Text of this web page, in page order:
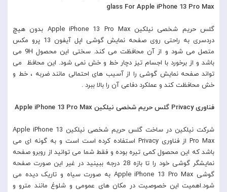
glass For Apple iPhone 13 Pro Max
گلس حریم شخصی نیلکین Apple iPhone 13 Pro Max بدون هیچ
دردسری به راحتی روی صفحه نمایش گوشی اپل آیفون 13 پرو مکس
متصل می شود و از آن محافظت می کند. سختی این محصول 9H می
باشد و از برخورد با اجسام تیز دچار خط و خش نمی شود. این محافظ می
تواند صفحه نمایش گوشی را از آسیب های احتمالی مانند ضربه ، خط و
خش محافظت کند و عملکرد دفاعی آن را بالا ببرد .
فناوری Privacy گلس حریم شخصی نیلکین Apple iPhone 13 Pro Max
شرکت نیلکین در ساخت گلس حریم شخصی نیلکین Apple iPhone 13
Pro Max از فناوری Privacy استفاده کرده است است و به گونه ای می
باشد که این محصول کمی تیره بوده و فقط شما می توانید از روبرو صفحه
نمایشگر گوشی خود را تا بازه 28 درجه ببینید در غیر این صورت صفحه
گوشی Apple iPhone 13 Pro Max به صورت سیاه و تاریک دیده می
شود.اهمیت این خصوصیت در مکان های عمومی و شلوغ مانند مترو و